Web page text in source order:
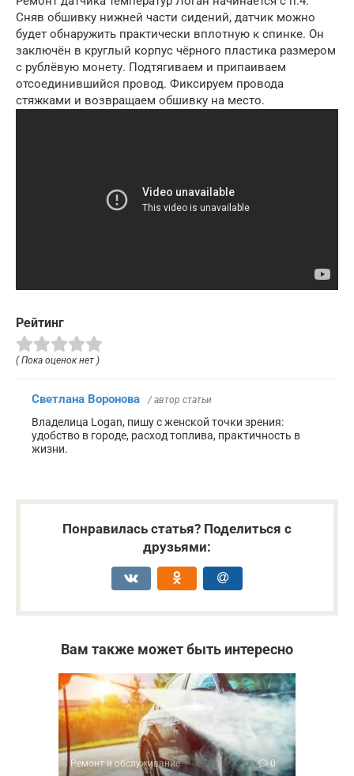
Сняв обшивку нижней части сидений, датчик можно
будет обнаружить практически вплотную к спинке. Он
заключён в круглый корпус чёрного пластика размером
с рублёвую монету. Подтягиваем и припаиваем
отсоединившийся провод. Фиксируем провода
стяжками и возвращаем обшивку на место.
Рейтинг
( Пока оценок нет )
Светлана Воронова / автор статьи
Владелица Logan, пишу с женской точки зрения:
удобство в городе, расход топлива, практичность в
жизни.
Понравилась статья? Поделиться с
друзьями:
Вам также может быть интересно
Ремонт и обслуживание 0